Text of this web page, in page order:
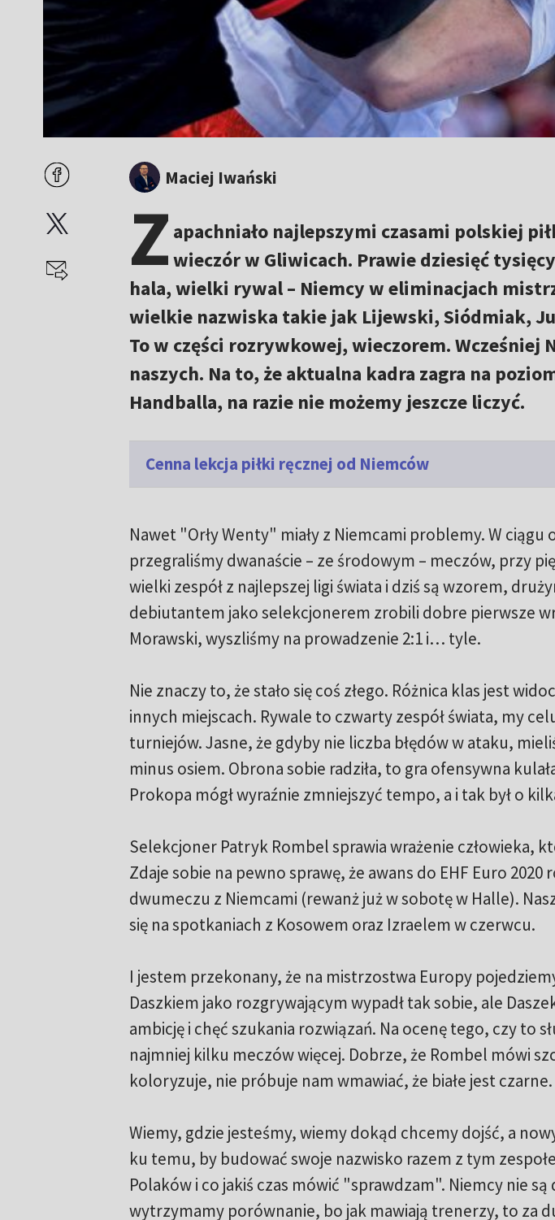
Maciej Iwański
Z apachniało najlepszymi czasami polskiej
wieczór w Gliwicach. Prawie dziesięć
hala, wielki rywal – Niemcy w eliminacjach
wielkie nazwiska takie jak Lijewski, Siódmiak,
To w części rozrywkowej, wieczorem. Wcześniej
naszych. Na to, że aktualna kadra zagra na
Handballa, na razie nie możemy jeszcze liczyć.
Cenna lekcja piłki ręcznej od Niemców
Nawet "Orły Wenty" miały z Niemcami problemy. W
przegraliśmy dwanaście – ze środowym – meczów, przy
wielki zespół z najlepszej ligi świata i dziś są wzorem,
debiutantem jako selekcjonerem zrobili dobre pierwsze
Morawski, wyszliśmy na prowadzenie 2:1 i… tyle.
Nie znaczy to, że stało się coś złego. Różnica klas jest
innych miejscach. Rywale to czwarty zespół świata, my
turniejów. Jasne, że gdyby nie liczba błędów w ataku,
minus osiem. Obrona sobie radziła, to gra ofensywna
Prokopa mógł wyraźnie zmniejszyć tempo, a i tak był o
Selekcjoner Patryk Rombel sprawia wrażenie człowieka,
Zdaje sobie na pewno sprawę, że awans do EHF Euro 2020
dwumeczu z Niemcami (rewanż już w sobotę w Halle).
się na spotkaniach z Kosowem oraz Izraelem w czerwcu.
I jestem przekonany, że na mistrzostwa Europy
Daszkiem jako rozgrywającym wypadł tak sobie, ale
ambicję i chęć szukania rozwiązań. Na ocenę tego, czy to
najmniej kilku meczów więcej. Dobrze, że Rombel mówi
koloryzuje, nie próbuje nam wmawiać, że białe jest czarne.
Wiemy, gdzie jesteśmy, wiemy dokąd chcemy dojść, a
ku temu, by budować swoje nazwisko razem z tym
Polaków i co jakiś czas mówić "sprawdzam". Niemcy nie
wytrzymamy porównanie, bo jak mawiają trenerzy, to za